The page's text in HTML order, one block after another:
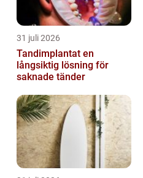
31 juli 2026
Tandimplantat en
långsiktig lösning för
saknade tänder